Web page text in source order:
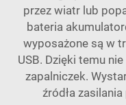
przez wiatr lub
bateria
wyposażone są w
USB. Dzięki temu
zapalniczek.
źródła